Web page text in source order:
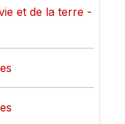
et de la terre -